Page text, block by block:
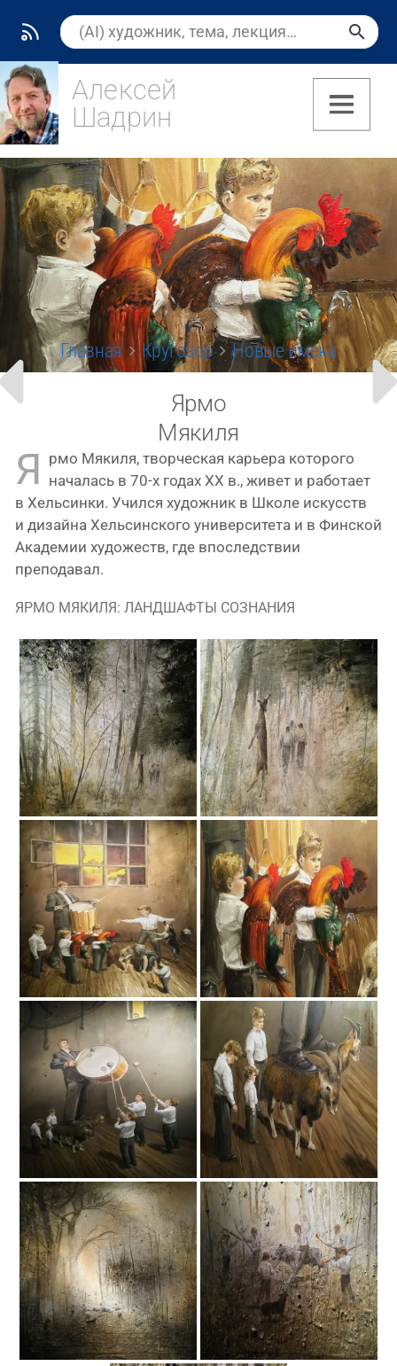
Алексей
Шадрин
(7)
Главная Кругозор Новые имена
Ярмо
Мякиля
Я рмо Мякиля, твор­че­ская карье­ра кото­ро­го
нача­лась в 70‑х годах XX в., живет и рабо­та­ет
в Хельсинки. Учился худож­ник в Школе искусств
и дизай­на Хельсинского уни­вер­си­те­та и в Финской
Академии худо­жеств, где впо­след­ствии
преподавал.
ЯРМО МЯКИЛЯ: ЛАНДШАФТЫ СОЗНАНИЯ